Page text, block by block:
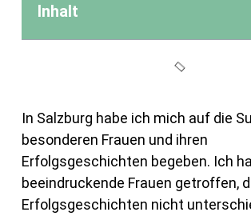
Inhalt
In Salzburg habe ich mich auf die
besonderen Frauen und ihren
Erfolgsgeschichten begeben. Ich
beeindruckende Frauen getroffen,
Erfolgsgeschichten nicht